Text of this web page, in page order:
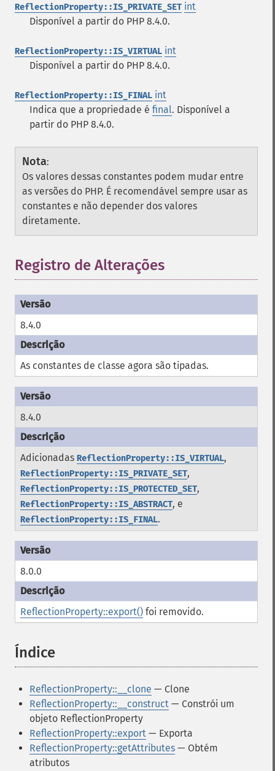
ReflectionProperty::IS_PRIVATE_SET int
Disponível a partir do PHP 8.4.0.
ReflectionProperty::IS_VIRTUAL int
Disponível a partir do PHP 8.4.0.
ReflectionProperty::IS_FINAL int
Indica que a propriedade é final. Disponível a
partir do PHP 8.4.0.
Nota:
Os valores dessas constantes podem mudar entre
as versões do PHP. É recomendável sempre usar as
constantes e não depender dos valores
diretamente.
Registro de Alterações
8.4.0
As constantes de classe agora são tipadas.
8.4.0
Adicionadas ReflectionProperty::IS_VIRTUAL,
ReflectionProperty::IS_PRIVATE_SET,
ReflectionProperty::IS_PROTECTED_SET,
ReflectionProperty::IS_ABSTRACT, e
ReflectionProperty::IS_FINAL.
8.0.0
ReflectionProperty::export() foi removido.
Índice
ReflectionProperty::__clone — Clone
ReflectionProperty::__construct — Constrói um
objeto ReflectionProperty
ReflectionProperty::export — Exporta
ReflectionProperty::getAttributes — Obtém
atributos